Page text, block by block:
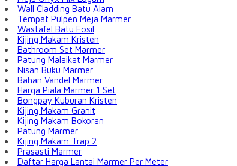
Wall Cladding Batu Alam
Tempat Pulpen Meja Marmer
Wastafel Batu Fosil
Kijing Makam Kristen
Bathroom Set Marmer
Patung Malaikat Marmer
Nisan Buku Marmer
Bahan Vandel Marmer
Harga Piala Marmer 1 Set
Bongpay Kuburan Kristen
Kijing Makam Granit
Kijing Makam Bokoran
Patung Marmer
Kijing Makam Trap 2
Prasasti Marmer
Daftar Harga Lantai Marmer Per Meter